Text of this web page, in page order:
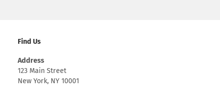
Find Us
Address
123 Main Street
New York, NY 10001